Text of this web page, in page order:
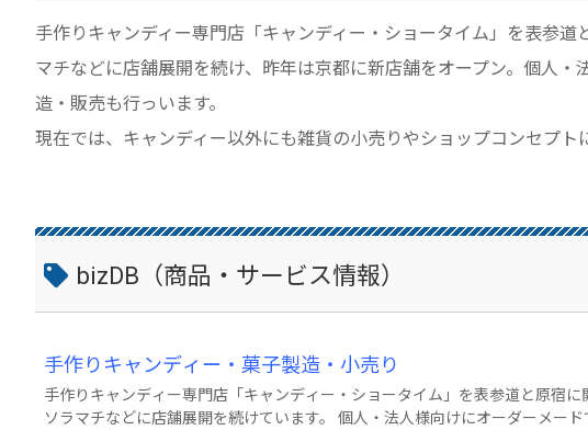
手作りキャンディー専門店「キャンディー・ショータイム」を表参
マチなどに店舗展開を続け、昨年は京都に新店舗をオープン。個人
造・販売も行っいます。
現在では、キャンディー以外にも雑貨の小売りやショップコンセプト
bizDB（商品・サービス情報）
手作りキャンディー・菓子製造・小売り
手作りキャンディー専門店「キャンディー・ショータイム」を表参道と原宿に
ソラマチなどに店舗展開を続けています。 個人・法人様向けにオーダーメー